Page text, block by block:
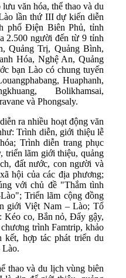
văn hóa, thể thao và du
lần thứ III dự kiến diễn
phố Điện Biên Phủ, tỉnh
2.500 người đến từ 9 tỉnh
Quảng Trị, Quảng Bình,
Hóa, Nghệ An, Quảng
bạn Lào có chung tuyến
Huaphanh,
Bolikhamsai,
và Phongsaly.
ra nhiều hoạt động văn
Trình diễn, giới thiệu lễ
Trình diễn trang phục
triển lãm giới thiệu, quảng
đất nước, con người và
hội của các địa phương;
với chủ đề "Thắm tình
Triển lãm cộng đồng
giới Việt Nam – Lào; Tổ
Kéo co, Bắn nỏ, Đẩy gậy,
trình Famtrip, khảo
kết, hợp tác phát triển du
Lào.
thao và du lịch vùng biên